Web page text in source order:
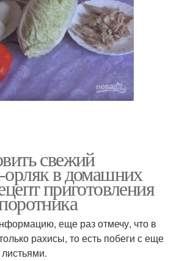
свежий
в домашних
приготовления
еще раз отмечу, что в
рахисы, то есть побеги с еще